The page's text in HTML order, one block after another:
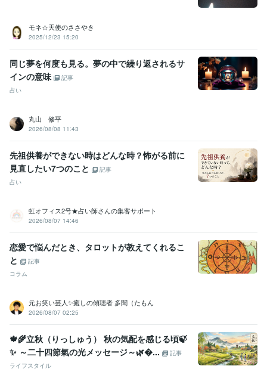
モネ☆天使のささやき
2025/12/23 15:20
同じ夢を何度も見る。夢の中で繰り返されるサ
インの意味
記事
占い
丸山 修平
2026/08/08 11:43
先祖供養ができない時はどんな時？怖がる前に
見直したい7つのこと
記事
占い
虹オフィス2号★占い師さんの集客サポート
2026/08/07 14:46
恋愛で悩んだとき、タロットが教えてくれるこ
と
記事
コラム
元お笑い芸人✨癒しの傾聴者 多聞（たもん
2026/08/07 02:25
🍁🌾立秋（りっしゅう） 秋の気配を感じる頃🍃
✨ ～二十四節氣の光メッセージ～🌿...
記事
ライフスタイル